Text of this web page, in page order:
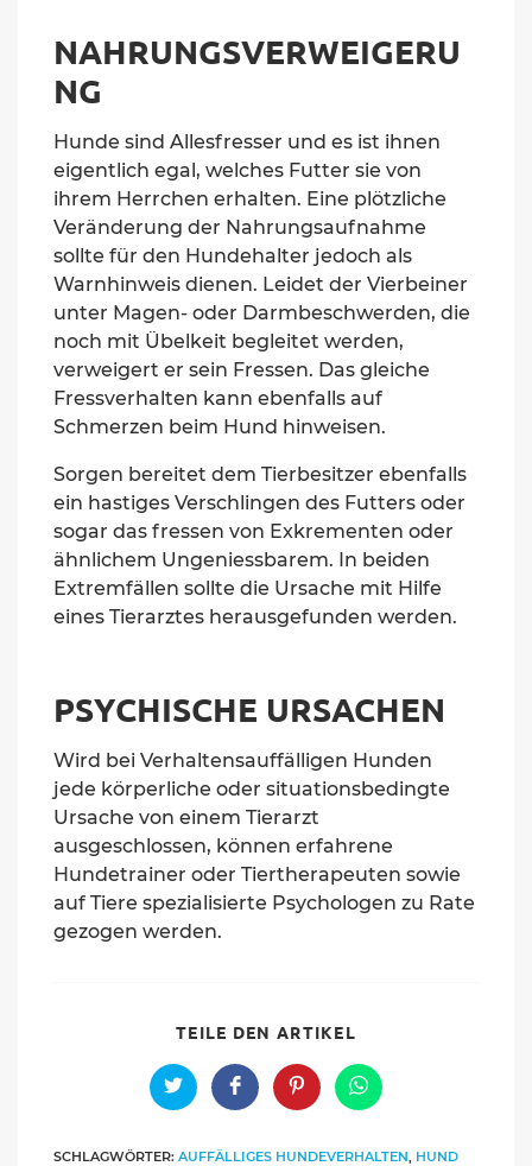
NAHRUNGSVERWEIGERU
NG
Hunde sind Allesfresser und es ist ihnen
eigentlich egal, welches Futter sie von
ihrem Herrchen erhalten. Eine plötzliche
Veränderung der Nahrungsaufnahme
sollte für den Hundehalter jedoch als
Warnhinweis dienen. Leidet der Vierbeiner
unter Magen- oder Darmbeschwerden, die
noch mit Übelkeit begleitet werden,
verweigert er sein Fressen. Das gleiche
Fressverhalten kann ebenfalls auf
Schmerzen beim Hund hinweisen.
Sorgen bereitet dem Tierbesitzer ebenfalls
ein hastiges Verschlingen des Futters oder
sogar das fressen von Exkrementen oder
ähnlichem Ungeniessbarem. In beiden
Extremfällen sollte die Ursache mit Hilfe
eines Tierarztes herausgefunden werden.
PSYCHISCHE URSACHEN
Wird bei Verhaltensauffälligen Hunden
jede körperliche oder situationsbedingte
Ursache von einem Tierarzt
ausgeschlossen, können erfahrene
Hundetrainer oder Tiertherapeuten sowie
auf Tiere spezialisierte Psychologen zu Rate
gezogen werden.
TEILE DEN ARTIKEL
CONTENT
Opens
in
window
Opens
in
window
Opens
in
window
Opens
in
window
SCHLAGWÖRTER: AUFFÄLLIGES HUNDEVERHALTEN, HUND